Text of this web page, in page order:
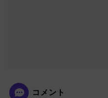
コメント